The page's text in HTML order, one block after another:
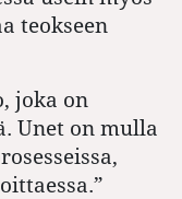
teokseen
joka on
Unet on mulla